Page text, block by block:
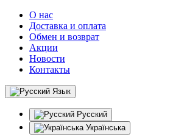
О нас
Доставка и оплата
Обмен и возврат
Акции
Новости
Контакты
Язык
Русский
Українська